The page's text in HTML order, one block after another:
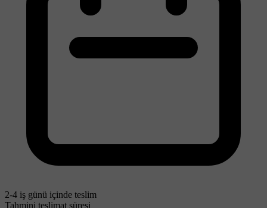
2-4 iş günü içinde teslim
Tahmini teslimat süresi